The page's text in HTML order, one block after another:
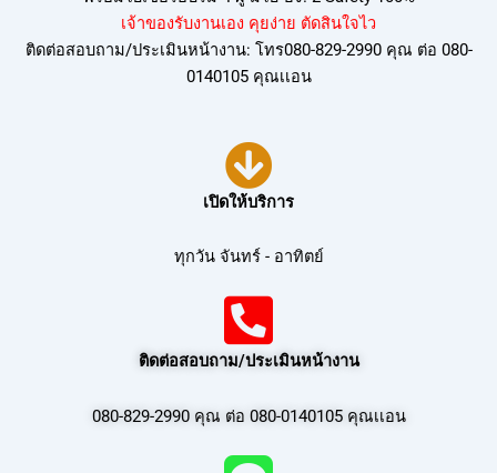
เจ้าของรับงานเอง คุยง่าย ตัดสินใจไว
ติดต่อสอบถาม/ประเมินหน้างาน: โทร080-829-2990 คุณ ต่อ 080-
0140105 คุณเเอน
เปิดให้บริการ
ทุกวัน จันทร์ - อาทิตย์
ติดต่อสอบถาม/ประเมินหน้างาน
080-829-2990 คุณ ต่อ 080-0140105 คุณเเอน